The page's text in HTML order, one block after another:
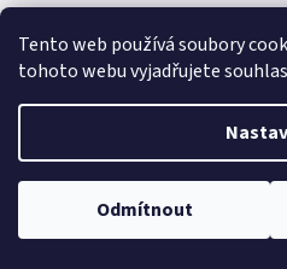
Tento web používá soubory
tohoto webu vyjadřujete
Odmítnout